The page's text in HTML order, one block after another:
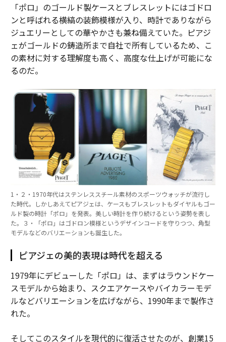
「ポロ」のゴールド製ケースとブレスレットにはゴドロ
ンと呼ばれる横縞の装飾模様が入り、時計でありながら
ジュエリーとしての華やかさも兼ね備えていた。ピアジ
ェがゴールドの鋳造所まで自社で所有しているため、こ
の素材に対する理解度も高く、高度な仕上げが可能にな
るのだ。
1・２・1970年代はステンレススチール素材のスポーツウォッチが流行し
た時代。しかしあえてピアジェは、ケースもブレスレットもダイヤルもゴー
ルド製の時計「ポロ」を発表。美しい時計を作り続けるという姿勢を表し
た。３・「ポロ」はゴドロン模様というデザインコードを守りつつ、角型
モデルなどのバリエーションも誕生した。
ピアジェの美的表現は時代を超える
1979年にデビューした「ポロ」は、まずはラウンドケー
スモデルから始まり、スクエアケースやバイカラーモデ
ルなどバリエーションを広げながら、1990年まで製作さ
れた。
そしてこのスタイルを現代的に復活させたのが、創業15